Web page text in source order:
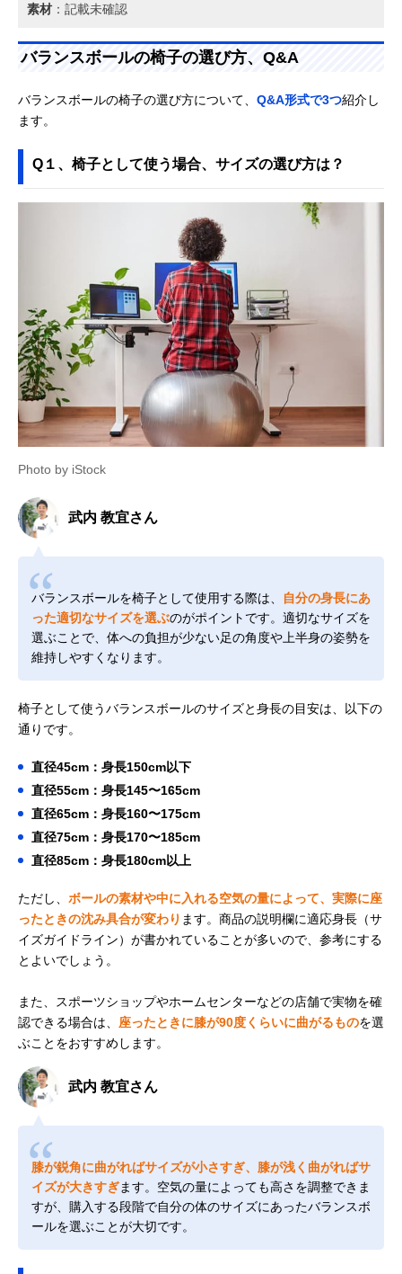
素材 ：記載未確認
バランスボールの椅子の選び方、Q&A
バランスボールの椅子の選び方について、 Q&A形式で3つ紹介し
ます。
Q１、椅子として使う場合、サイズの選び方は？
Photo by iStock
武内 教宜さん
バランスボールを椅子として使用する際は、
自分の身長にあ
った適切なサイズを選ぶのがポイントです。適切なサイズを
選ぶことで、体への負担が少ない足の角度や上半身の姿勢を
維持しやすくなります。
椅子として使うバランスボールのサイズと身長の目安は、以下の
通りです。
直径45cm：身長150cm以下
直径55cm：身長145〜165cm
直径65cm：身長160〜175cm
直径75cm：身長170〜185cm
直径85cm：身長180cm以上
ただし、 ボールの素材や中に入れる空気の量によって、実際に座
ったときの沈み具合が変わり ます。商品の説明欄に適応身長（サ
イズガイドライン）が書かれていることが多いので、参考にする
とよいでしょう。
また、スポーツショップやホームセンターなどの店舗で実物を確
認できる場合は、 座ったときに膝が90度くらいに曲がるものを選
ぶことをおすすめします。
武内 教宜さん
膝が鋭角に曲がればサイズが小さすぎ、膝が浅く曲がればサ
イズが大きすぎます。空気の量によっても高さを調整できま
すが、購入する段階で自分の体のサイズにあったバランスボ
ールを選ぶことが大切です。